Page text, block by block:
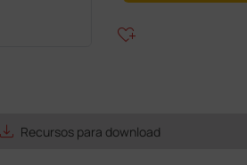
heart_plus
save_alt Recursos para download